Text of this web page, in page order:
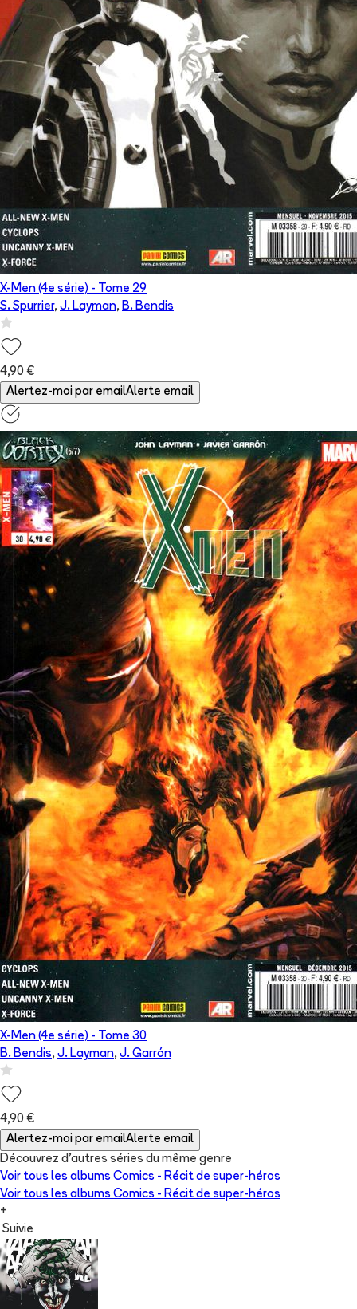
X-Men (4e série) - Tome 29
S. Spurrier, J. Layman, B. Bendis
4,90 €
Alertez-moi par emailAlerte email
X-Men (4e série) - Tome 30
B. Bendis, J. Layman, J. Garrón
4,90 €
Alertez-moi par emailAlerte email
Découvrez d'autres séries du même genre
Voir tous les albums Comics - Récit de super-héros
Voir tous les albums Comics - Récit de super-héros
+
Suivie